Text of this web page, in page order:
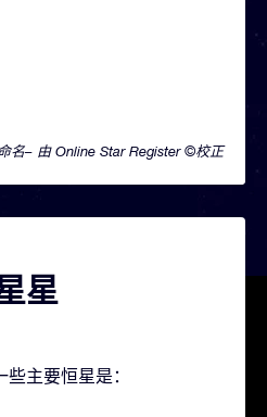
名– 由 Online Star Register ©校正
星
主要恒星是：